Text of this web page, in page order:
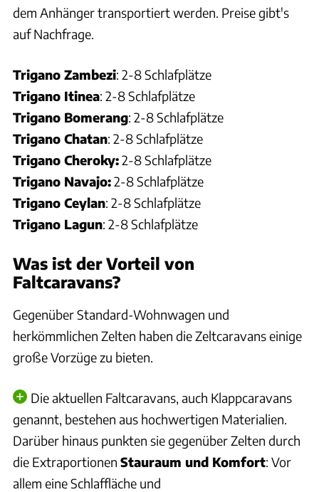
dem Anhänger transportiert werden. Preise gibt's
auf Nachfrage.
Trigano Zambezi: 2-8 Schlafplätze
Trigano Itinea: 2-8 Schlafplätze
Trigano Bomerang: 2-8 Schlafplätze
Trigano Chatan: 2-8 Schlafplätze
Trigano Cheroky:2-8 Schlafplätze
Trigano Navajo:2-8 Schlafplätze
Trigano Ceylan: 2-8 Schlafplätze
Trigano Lagun: 2-8 Schlafplätze
Was ist der Vorteil von
Faltcaravans?
Gegenüber Standard-Wohnwagen und
herkömmlichen Zelten haben die Zeltcaravans einige
große Vorzüge zu bieten.
Die aktuellen Faltcaravans, auch Klappcaravans
genannt, bestehen aus hochwertigen Materialien.
Darüber hinaus punkten sie gegenüber Zelten durch
die Extraportionen Stauraum und Komfort: Vor
allem eine Schlaffläche und